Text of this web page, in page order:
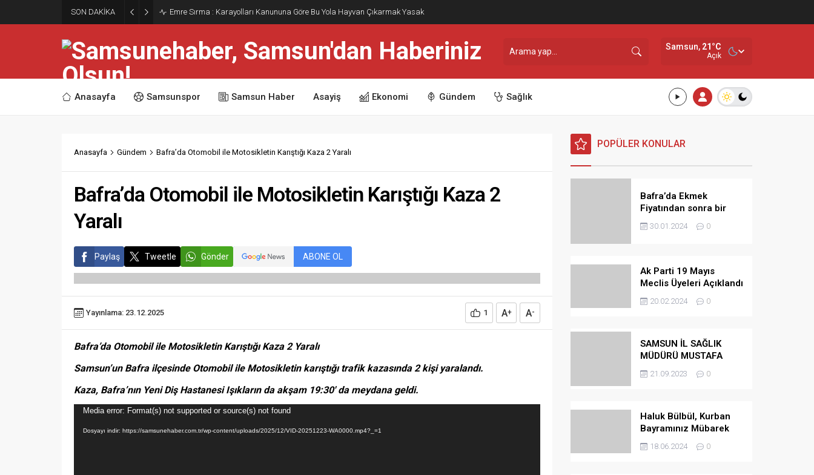
SON DAKİKA Emre Sırma : Karayolları Kanununa Göre Bu Yola Hayvan Çıkarmak Yasak
Samsun, 21 °C
Açık
Anasayfa Samsunspor Samsun Haber Asayiş Ekonomi Gündem Sağlık
Anasayfa Gündem Bafra’da Otomobil ile Motosikletin Karıştığı Kaza 2 Yaralı
Bafra’da Otomobil ile Motosikletin Karıştığı Kaza 2
Yaralı
Paylaş Tweetle Gönder ABONE OL
Yayınlama: 23.12.2025 1 A+ A-
Bafra’da Otomobil ile Motosikletin Karıştığı Kaza 2 Yaralı
Samsun’un Bafra ilçesinde Otomobil ile Motosikletin karıştığı trafik kazasında 2 kişi yaralandı.
Kaza, Bafra’nın Yeni Diş Hastanesi Işıkların da akşam 19:30′ da meydana geldi.
Video
oynatıcı
Media error: Format(s) not supported or source(s) not found
Dosyayı indir: https://samsunehaber.com.tr/wp-content/uploads/2025/12/VID-20251223-WA0000.mp4?_=1
POPÜLER KONULAR
Bafra’da Ekmek
Fiyatından sonra bir
Zamda Dolmuş
Ücretlerine
30.01.2024 0
Ak Parti 19 Mayıs
Meclis Üyeleri Açıklandı
20.02.2024 0
SAMSUN İL SAĞLIK
MÜDÜRÜ MUSTAFA
URAS OLDU
21.09.2023 0
Haluk Bülbül, Kurban
Bayramınız Mübarek
Olsun
18.06.2024 0